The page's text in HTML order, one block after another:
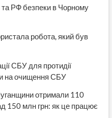
та РФ безпеки в Чорному
робота, який був
СБУ для протидії
на очищення СБУ
отримали 110
150 млн грн: як це працює